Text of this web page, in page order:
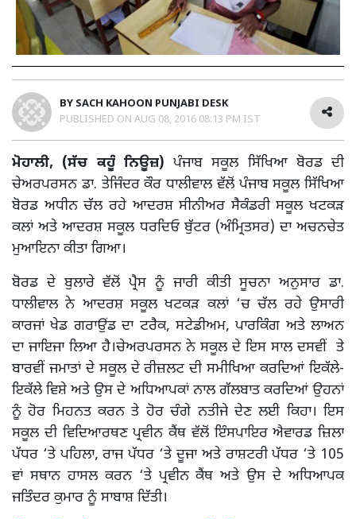
BY SACH KAHOON PUNJABI DESK
PUBLISHED ON AUG 08, 2016 08:13 PM IST
ਮੋਹਾਲੀ, (ਸੱਚ ਕਹੂੰ ਨਿਊਜ਼) ਪੰਜਾਬ ਸਕੂਲ ਸਿੱਖਿਆ ਬੋਰਡ ਦੀ
ਚੇਅਰਪਰਸਨ ਡਾ. ਤੇਜਿੰਦਰ ਕੌਰ ਧਾਲੀਵਾਲ ਵੱਲੋਂ ਪੰਜਾਬ ਸਕੂਲ ਸਿੱਖਿਆ
ਬੋਰਡ ਅਧੀਨ ਚੱਲ ਰਹੇ ਆਦਰਸ਼ ਸੀਨੀਅਰ ਸੈਕੰਡਰੀ ਸਕੂਲ ਖਟਕੜ
ਕਲਾਂ ਅਤੇ ਆਦਰਸ਼ ਸਕੂਲ ਧਰਦਿਓ ਬੁੱਟਰ (ਅੰਮ੍ਰਿਤਸਰ) ਦਾ ਅਚਨਚੇਤ
ਮੁਆਇਨਾ ਕੀਤਾ ਗਿਆ।
ਬੋਰਡ ਦੇ ਬੁਲਾਰੇ ਵੱਲੋਂ ਪ੍ਰੈਸ ਨੂੰ ਜਾਰੀ ਕੀਤੀ ਸੂਚਨਾ ਅਨੁਸਾਰ ਡਾ.
ਧਾਲੀਵਾਲ ਨੇ ਆਦਰਸ਼ ਸਕੂਲ ਖਟਕੜ ਕਲਾਂ ‘ਚ ਚੱਲ ਰਹੇ ਉਸਾਰੀ
ਕਾਰਜਾਂ ਖੇਡ ਗਰਾਉਂਡ ਦਾ ਟਰੈਕ, ਸਟੇਡੀਅਮ, ਪਾਰਕਿੰਗ ਅਤੇ ਲਾਅਨ
ਦਾ ਜਾਇਜਾ ਲਿਆ ਹੈ।ਚੇਅਰਪਰਸਨ ਨੇ ਸਕੂਲ ਦੇ ਇਸ ਸਾਲ ਦਸਵੀਂ ਤੇ
ਬਾਰਵੀਂ ਜਮਾਤਾਂ ਦੇ ਸਕੂਲ ਦੇ ਰੀਜ਼ਲਟ ਦੀ ਸਮੀਖਿਆ ਕਰਦਿਆਂ ਇਕੱਲੇ-
ਇਕੱਲੇ ਵਿਸ਼ੇ ਅਤੇ ਉਸ ਦੇ ਅਧਿਆਪਕਾਂ ਨਾਲ ਗੱਲਬਾਤ ਕਰਦਿਆਂ ਉਹਨਾਂ
ਨੂੰ ਹੋਰ ਮਿਹਨਤ ਕਰਨ ਤੇ ਹੋਰ ਚੰਗੇ ਨਤੀਜੇ ਦੇਣ ਲਈ ਕਿਹਾ। ਇਸ
ਸਕੂਲ ਦੀ ਵਿਦਿਆਰਥਣ ਪ੍ਰਵੀਨ ਕੈਂਥ ਵੱਲੋਂ ਇੰਸਪਾਇਰ ਐਵਾਰਡ ਜ਼ਿਲਾ
ਪੱਧਰ ‘ਤੇ ਪਹਿਲਾ, ਰਾਜ ਪੱਧਰ ‘ਤੇ ਦੂਜਾ ਅਤੇ ਰਾਸ਼ਟਰੀ ਪੱਧਰ ‘ਤੇ 105
ਵਾਂ ਸਥਾਨ ਹਾਸਲ ਕਰਨ ‘ਤੇ ਪ੍ਰਵੀਨ ਕੈਂਥ ਅਤੇ ਉਸ ਦੇ ਅਧਿਆਪਕ
ਜਤਿੰਦਰ ਕੁਮਾਰ ਨੂੰ ਸਾਬਾਸ਼ ਦਿੱਤੀ।